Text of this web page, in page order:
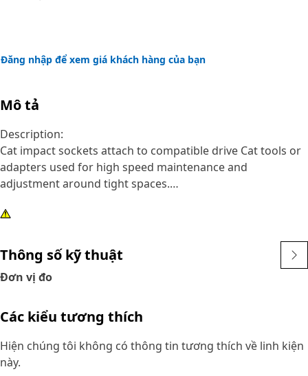
Đăng nhập để xem giá khách hàng của bạn
Mô tả
Description:
Cat impact sockets attach to compatible drive Cat tools or
adapters used for high speed maintenance and
adjustment around tight spaces.
Attributes:
• Shallow length
• 3/8 inch square drive
• Black oxide finish
Thông số kỹ thuật
Đơn vị đo
Các kiểu tương thích
Hiện chúng tôi không có thông tin tương thích về linh kiện
này.